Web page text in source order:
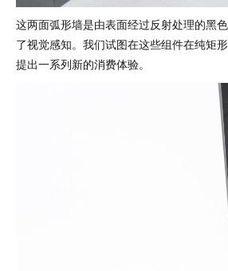
这两面弧形墙是由表面经过反射处理的黑
了视觉感知。我们试图在这些组件在纯矩
提出一系列新的消费体验。